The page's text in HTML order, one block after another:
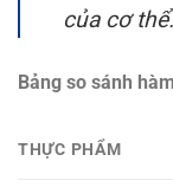
của cơ
Bảng so sánh
THỰC PHẨM